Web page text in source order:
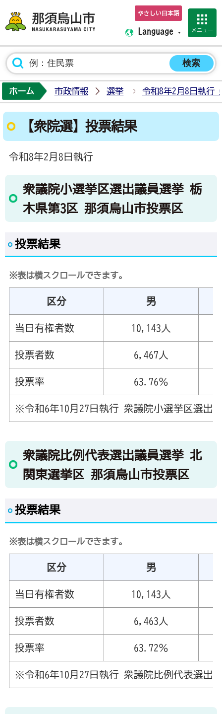
那須烏山市ホーム
やさしい日本語
Language メニュー
ホーム 市政情報 選挙 令和8年2月8日執行
【衆院選】投票結果
令和8年2月8日執行
衆議院小選挙区選出議員選挙 栃
木県第3区 那須烏山市投票区
投票結果
※表は横スクロールできます。
区分 男
当日有権者数 10,143人
投票者数 6,467人
投票率 63.76％
※令和6年10月27日執行 衆議院小選挙区選出
衆議院比例代表選出議員選挙 北
関東選挙区 那須烏山市投票区
投票結果
※表は横スクロールできます。
区分 男
当日有権者数 10,143人
投票者数 6,463人
投票率 63.72％
※令和6年10月27日執行 衆議院比例代表選出